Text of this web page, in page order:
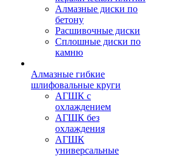
Алмазные диски по
бетону
Расшивочные диски
Сплошные диски по
камню
Алмазные гибкие
шлифовальные круги
АГШК с
охлаждением
АГШК без
охлаждения
АГШК
универсальные